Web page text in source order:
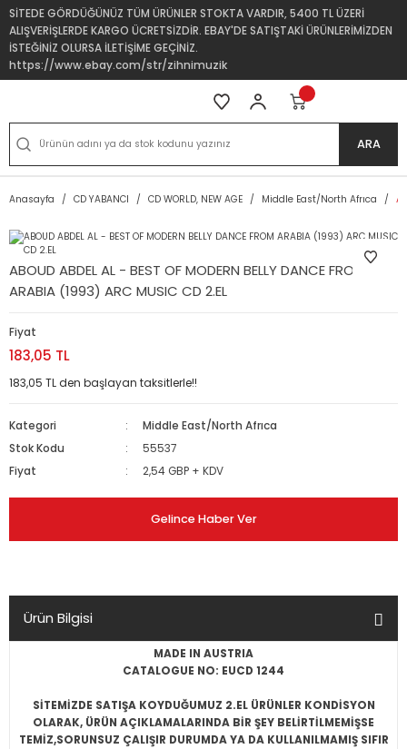
SİTEDE GÖRDÜĞÜNÜZ TÜM ÜRÜNLER STOKTA VARDIR, 5400 TL ÜZERİ
ALIŞVERİŞLERDE KARGO ÜCRETSİZDİR. EBAY'DE SATIŞTAKİ ÜRÜNLERİMİZDEN
İSTEĞİNİZ OLURSA İLETİŞİME GEÇİNİZ.
https://www.ebay.com/str/zihnimuzik
ARA
Anasayfa CD YABANCI CD WORLD, NEW AGE Middle East/North Afrıca
ABOUD ABDEL AL - BEST OF MODERN BELLY DANCE FROM
ARABIA (1993) ARC MUSIC CD 2.EL
Fiyat
183,05 TL
183,05 TL den başlayan taksitlerle!!
Kategori
Middle East/North Afrıca
Stok Kodu
55537
Fiyat
2,54 GBP + KDV
Gelince Haber Ver
Ürün Bilgisi
MADE IN AUSTRIA
CATALOGUE NO: EUCD 1244
SİTEMİZDE SATIŞA KOYDUĞUMUZ 2.EL ÜRÜNLER KONDİSYON
OLARAK, ÜRÜN AÇIKLAMALARINDA BİR ŞEY BELİRTİLMEMİŞSE
TEMİZ,SORUNSUZ ÇALIŞIR DURUMDA YA DA KULLANILMAMIŞ SIFIR